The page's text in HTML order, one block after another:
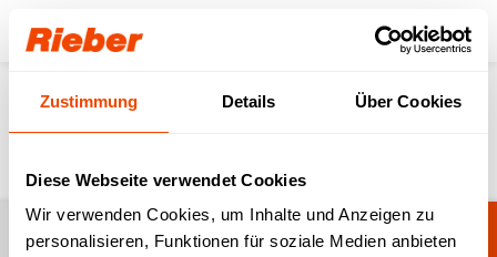
Zustimmung Details Über Cookies
Diese Webseite verwendet Cookies
Wir verwenden Cookies, um Inhalte und Anzeigen zu
personalisieren, Funktionen für soziale Medien anbieten
Login
News
Medienecho Kategorie ändern